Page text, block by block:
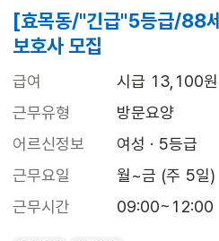
[효목동/"긴급"5등급/88
보호사 모집
급여
시급 13,100원
근무유형
방문요양
어르신정보
여성 · 5등급
근무요일
월~금 (주 5일)
근무시간
09:00~12:00